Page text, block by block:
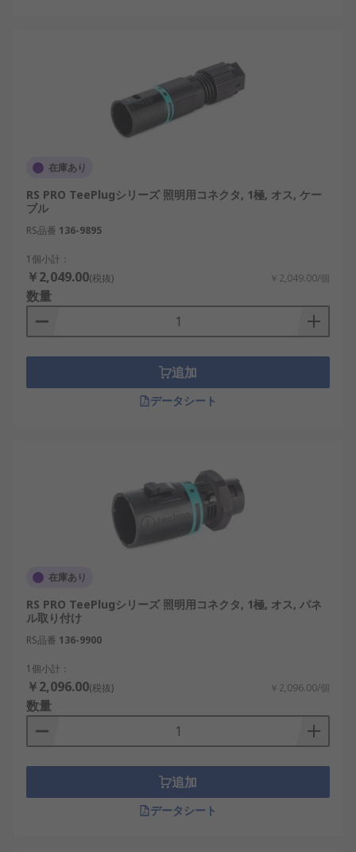
在庫あり
RS PRO TeePlugシリーズ 照明用コネクタ, 1極, オス, ケー
ブル
RS品番 136-9895
1個小計：
￥2,049.00(税抜) ￥2,049.00/個
数量
追加
データシート
在庫あり
RS PRO TeePlugシリーズ 照明用コネクタ, 1極, オス, パネ
ル取り付け
RS品番 136-9900
1個小計：
￥2,096.00(税抜) ￥2,096.00/個
数量
追加
データシート